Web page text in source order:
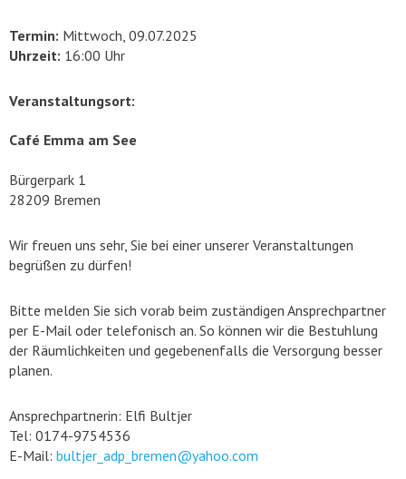
Termin: Mittwoch, 09.07.2025
Uhrzeit: 16:00 Uhr
Veranstaltungsort:
Café Emma am See
Bürgerpark 1
28209 Bremen
Wir freuen uns sehr, Sie bei einer unserer Veranstaltungen
begrüßen zu dürfen!
Bitte melden Sie sich vorab beim zuständigen Ansprechpartner
per E-Mail oder telefonisch an. So können wir die Bestuhlung
der Räumlichkeiten und gegebenenfalls die Versorgung besser
planen.
Ansprechpartnerin: Elfi Bultjer
Tel: 0174-9754536
E-Mail: bultjer_adp_bremen@yahoo.com